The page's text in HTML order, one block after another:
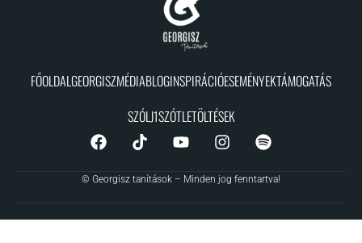
FŐOLDALGEORGISZMÉDIABLOGINSPIRÁCIÓESEMÉNYEKTÁMOGATÁS
SZÓLJ1SZÓTLETÖLTÉSEK
© Georgisz tanítások – Minden jog fenntartva!